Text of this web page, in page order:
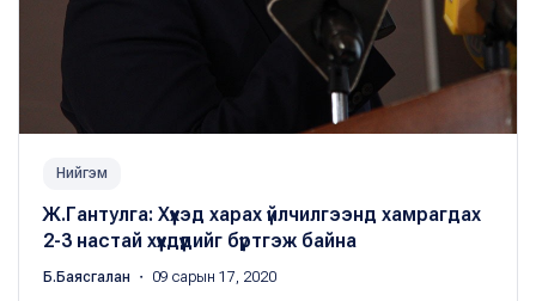
Нийгэм
Ж.Гантулга: Хүүхэд харах үйлчилгээнд хамрагдах
2-3 настай хүүхдүүдийг бүртгэж байна
Б.Баясгалан ・ 09 сарын 17, 2020